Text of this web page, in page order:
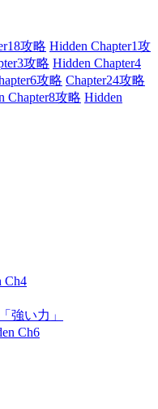
攻略 Hidden Chapter1攻
攻略 Hidden Chapter4
攻略 Chapter24攻略
Chapter8攻略 Hidden
Ch4
強い力」
Ch6